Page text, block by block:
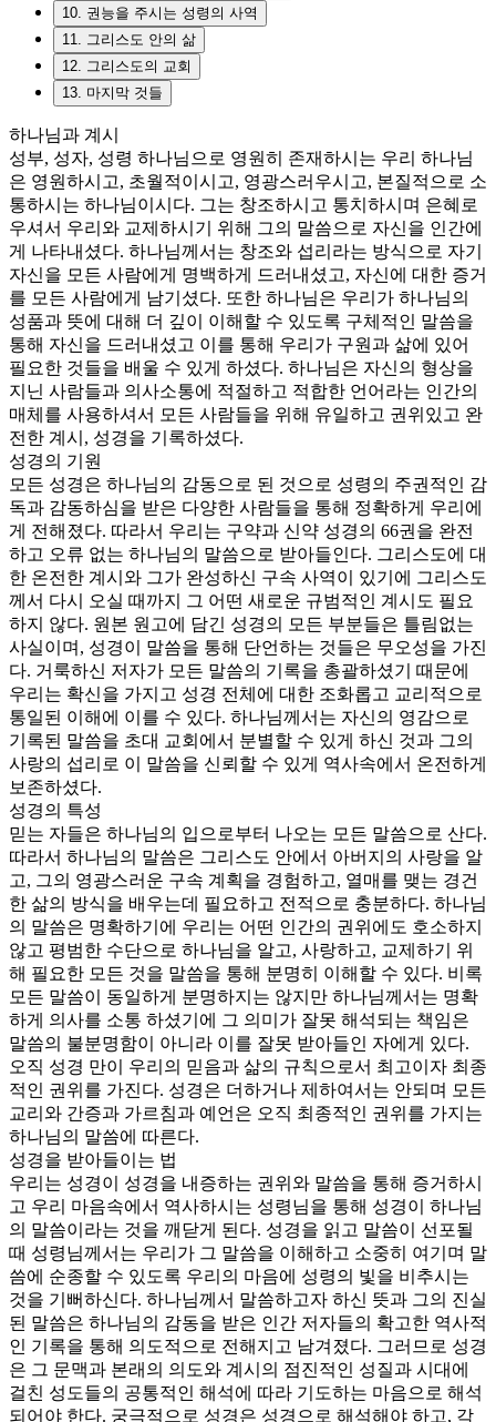
10. 권능을 주시는 성령의 사역
11. 그리스도 안의 삶
12. 그리스도의 교회
13. 마지막 것들
하나님과 계시
성부, 성자, 성령 하나님으로 영원히 존재하시는 우리 하나님
은 영원하시고, 초월적이시고, 영광스러우시고, 본질적으로 소
통하시는 하나님이시다. 그는 창조하시고 통치하시며 은혜로
우셔서 우리와 교제하시기 위해 그의 말씀으로 자신을 인간에
게 나타내셨다. 하나님께서는 창조와 섭리라는 방식으로 자기
자신을 모든 사람에게 명백하게 드러내셨고, 자신에 대한 증거
를 모든 사람에게 남기셨다. 또한 하나님은 우리가 하나님의
성품과 뜻에 대해 더 깊이 이해할 수 있도록 구체적인 말씀을
통해 자신을 드러내셨고 이를 통해 우리가 구원과 삶에 있어
필요한 것들을 배울 수 있게 하셨다. 하나님은 자신의 형상을
지닌 사람들과 의사소통에 적절하고 적합한 언어라는 인간의
매체를 사용하셔서 모든 사람들을 위해 유일하고 권위있고 완
전한 계시, 성경을 기록하셨다.
성경의 기원
모든 성경은 하나님의 감동으로 된 것으로 성령의 주권적인 감
독과 감동하심을 받은 다양한 사람들을 통해 정확하게 우리에
게 전해졌다. 따라서 우리는 구약과 신약 성경의 66권을 완전
하고 오류 없는 하나님의 말씀으로 받아들인다. 그리스도에 대
한 온전한 계시와 그가 완성하신 구속 사역이 있기에 그리스도
께서 다시 오실 때까지 그 어떤 새로운 규범적인 계시도 필요
하지 않다. 원본 원고에 담긴 성경의 모든 부분들은 틀림없는
사실이며, 성경이 말씀을 통해 단언하는 것들은 무오성을 가진
다. 거룩하신 저자가 모든 말씀의 기록을 총괄하셨기 때문에
우리는 확신을 가지고 성경 전체에 대한 조화롭고 교리적으로
통일된 이해에 이를 수 있다. 하나님께서는 자신의 영감으로
기록된 말씀을 초대 교회에서 분별할 수 있게 하신 것과 그의
사랑의 섭리로 이 말씀을 신뢰할 수 있게 역사속에서 온전하게
보존하셨다.
성경의 특성
믿는 자들은 하나님의 입으로부터 나오는 모든 말씀으로 산다.
따라서 하나님의 말씀은 그리스도 안에서 아버지의 사랑을 알
고, 그의 영광스러운 구속 계획을 경험하고, 열매를 맺는 경건
한 삶의 방식을 배우는데 필요하고 전적으로 충분하다. 하나님
의 말씀은 명확하기에 우리는 어떤 인간의 권위에도 호소하지
않고 평범한 수단으로 하나님을 알고, 사랑하고, 교제하기 위
해 필요한 모든 것을 말씀을 통해 분명히 이해할 수 있다. 비록
모든 말씀이 동일하게 분명하지는 않지만 하나님께서는 명확
하게 의사를 소통 하셨기에 그 의미가 잘못 해석되는 책임은
말씀의 불분명함이 아니라 이를 잘못 받아들인 자에게 있다.
오직 성경 만이 우리의 믿음과 삶의 규칙으로서 최고이자 최종
적인 권위를 가진다. 성경은 더하거나 제하여서는 안되며 모든
교리와 간증과 가르침과 예언은 오직 최종적인 권위를 가지는
하나님의 말씀에 따른다.
성경을 받아들이는 법
우리는 성경이 성경을 내증하는 권위와 말씀을 통해 증거하시
고 우리 마음속에서 역사하시는 성령님을 통해 성경이 하나님
의 말씀이라는 것을 깨닫게 된다. 성경을 읽고 말씀이 선포될
때 성령님께서는 우리가 그 말씀을 이해하고 소중히 여기며 말
씀에 순종할 수 있도록 우리의 마음에 성령의 빛을 비추시는
것을 기뻐하신다. 하나님께서 말씀하고자 하신 뜻과 그의 진실
된 말씀은 하나님의 감동을 받은 인간 저자들의 확고한 역사적
인 기록을 통해 의도적으로 전해지고 남겨졌다. 그러므로 성경
은 그 문맥과 본래의 의도와 계시의 점진적인 성질과 시대에
걸친 성도들의 공통적인 해석에 따라 기도하는 마음으로 해석
되어야 한다. 궁극적으로 성경은 성경으로 해석해야 하고, 각